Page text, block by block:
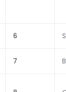
6
7